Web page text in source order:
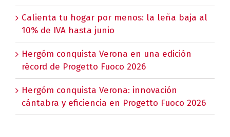
Calienta tu hogar por menos: la leña baja al
10% de IVA hasta junio
Hergóm conquista Verona en una edición
récord de Progetto Fuoco 2026
Hergóm conquista Verona: innovación
cántabra y eficiencia en Progetto Fuoco 2026